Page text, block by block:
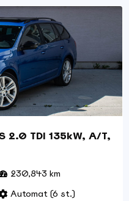
2.0 TDI 135kW, A/T,
230,843 km
Automat (6 st.)